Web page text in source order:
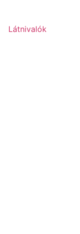
Látnivalók